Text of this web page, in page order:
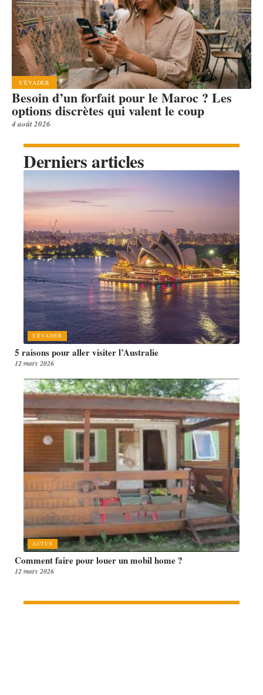
S'ÉVADER
Besoin d’un forfait pour le Maroc ? Les
options discrètes qui valent le coup
4 août 2026
Derniers articles
S'ÉVADER
5 raisons pour aller visiter l’Australie
12 mars 2026
ACTUS
Comment faire pour louer un mobil home ?
12 mars 2026